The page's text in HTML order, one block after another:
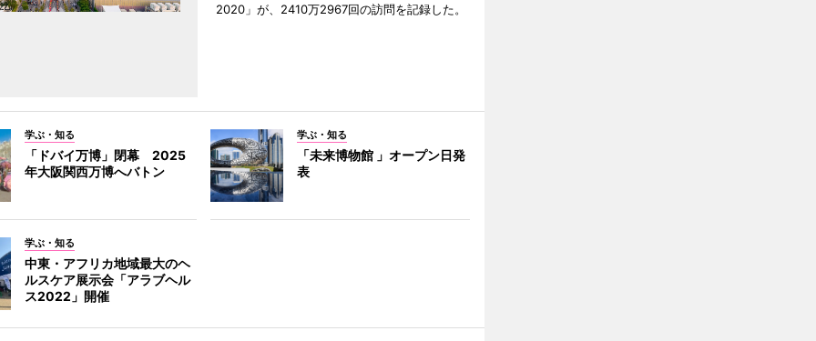
2020」が、2410万2967回の訪問を記録した。
学ぶ・知る
「ドバイ万博」閉幕 2025
年大阪関西万博へバトン
学ぶ・知る
「未来博物館 」オープン日発
表
学ぶ・知る
中東・アフリカ地域最大のヘ
ルスケア展示会「アラブヘル
ス2022」開催